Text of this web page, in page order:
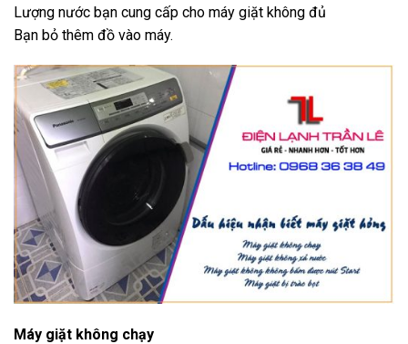
Lượng nước bạn cung cấp cho máy giặt không đủ
Bạn bỏ thêm đồ vào máy.
Máy giặt không chạy